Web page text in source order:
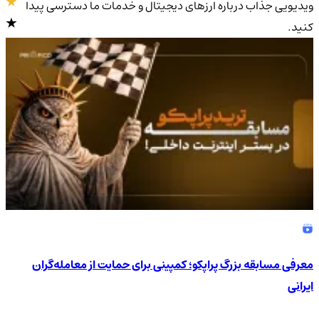
4.9/5
ویدیویی جذاب درباره ارزهای دیجیتال و خدمات ما دسترسی پیدا
کنید.
معرفی مسابقه بزرگ پراپکو؛ کمپینی برای حمایت از معامله‌گران
ایرانی